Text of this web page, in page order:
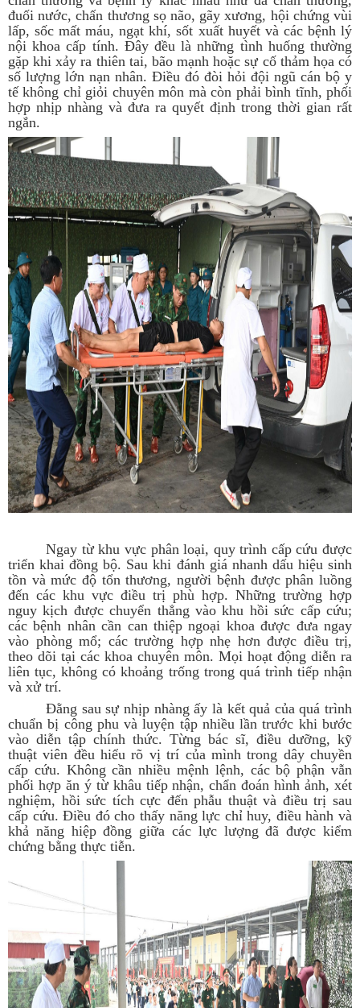
đuối nước, chấn thương sọ não, gãy xương, hội chứng vùi
lấp, sốc mất máu, ngạt khí, sốt xuất huyết và các bệnh lý
nội khoa cấp tính. Đây đều là những tình huống thường
gặp khi xảy ra thiên tai, bão mạnh hoặc sự cố thảm họa có
số lượng lớn nạn nhân. Điều đó đòi hỏi đội ngũ cán bộ y
tế không chỉ giỏi chuyên môn mà còn phải bình tĩnh, phối
hợp nhịp nhàng và đưa ra quyết định trong thời gian rất
ngắn.
Ngay từ khu vực phân loại, quy trình cấp cứu được
triển khai đồng bộ. Sau khi đánh giá nhanh dấu hiệu sinh
tồn và mức độ tổn thương, người bệnh được phân luồng
đến các khu vực điều trị phù hợp. Những trường hợp
nguy kịch được chuyển thẳng vào khu hồi sức cấp cứu;
các bệnh nhân cần can thiệp ngoại khoa được đưa ngay
vào phòng mổ; các trường hợp nhẹ hơn được điều trị,
theo dõi tại các khoa chuyên môn. Mọi hoạt động diễn ra
liên tục, không có khoảng trống trong quá trình tiếp nhận
và xử trí.
Đằng sau sự nhịp nhàng ấy là kết quả của quá trình
chuẩn bị công phu và luyện tập nhiều lần trước khi bước
vào diễn tập chính thức. Từng bác sĩ, điều dưỡng, kỹ
thuật viên đều hiểu rõ vị trí của mình trong dây chuyền
cấp cứu. Không cần nhiều mệnh lệnh, các bộ phận vẫn
phối hợp ăn ý từ khâu tiếp nhận, chẩn đoán hình ảnh, xét
nghiệm, hồi sức tích cực đến phẫu thuật và điều trị sau
cấp cứu. Điều đó cho thấy năng lực chỉ huy, điều hành và
khả năng hiệp đồng giữa các lực lượng đã được kiểm
chứng bằng thực tiễn.